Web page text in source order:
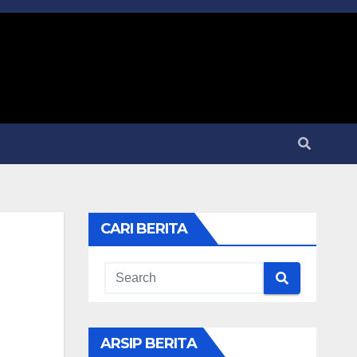
CARI BERITA
ARSIP BERITA